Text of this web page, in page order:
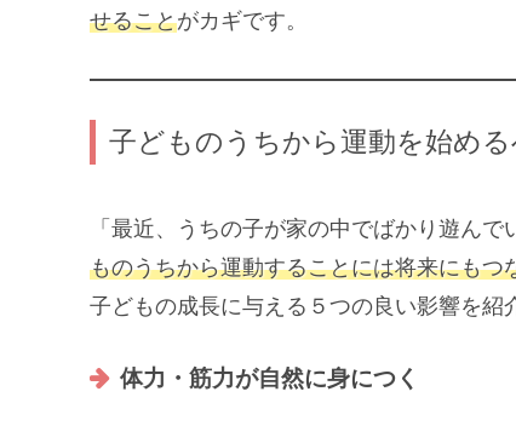
せることがカギです。
子どものうちから運動を始め
「最近、うちの子が家の中でばかり遊ん
ものうちから運動することには将来にもつ
子どもの成長に与える５つの良い影響を紹
体力・筋力が自然に身につく